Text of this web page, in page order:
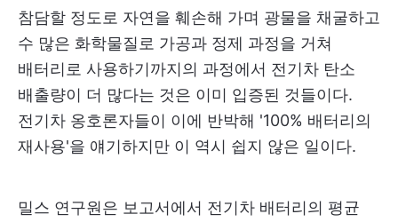
참담할 정도로 자연을 훼손해 가며 광물을 채굴하고
수 많은 화학물질로 가공과 정제 과정을 거쳐
배터리로 사용하기까지의 과정에서 전기차 탄소
배출량이 더 많다는 것은 이미 입증된 것들이다.
전기차 옹호론자들이 이에 반박해 '100% 배터리의
재사용'을 얘기하지만 이 역시 쉽지 않은 일이다.
밀스 연구원은 보고서에서 전기차 배터리의 평균